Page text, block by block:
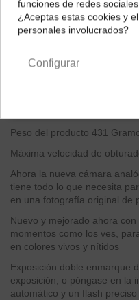
Nombre del modelo Polaroid
Dispositivos compatibles
Tipo de control de exposición
Peso del producto 431
Máxima velocidad de
Ahora la nueva cámara
tiene todo lo que necesita
en una fotografía original de
Nuevo y mejorado ahora
momentos como los ves,
en colores vivos y nítidos
Exposición doble enmarque
exposición, o póngase en la
automático y un flash
impuestos
funciones de redes
¿Aceptas estas cookies y
personales involucrados?
Configurar